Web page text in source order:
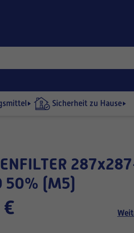
Sicherheit zu Hause
50% (M5)